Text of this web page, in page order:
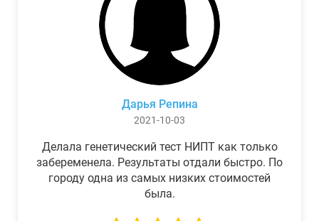
Дарья Репина
2021-10-03
Делала генетический тест НИПТ как только
забеременела. Результаты отдали быстро. По
городу одна из самых низких стоимостей
была.